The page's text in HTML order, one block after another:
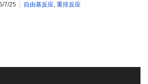
7/25 自由基反应 重排反应